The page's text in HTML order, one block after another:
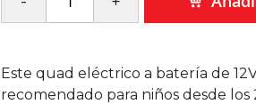
Este quad eléctrico a batería de
recomendado para niños desde los